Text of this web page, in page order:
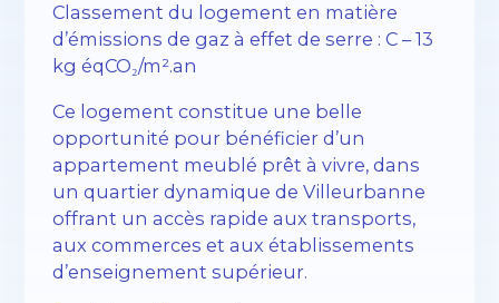
Classement du logement en matière
d’émissions de gaz à effet de serre : C – 13
kg éqCO₂/m².an
Ce logement constitue une belle
opportunité pour bénéficier d’un
appartement meublé prêt à vivre, dans
un quartier dynamique de Villeurbanne
offrant un accès rapide aux transports,
aux commerces et aux établissements
d’enseignement supérieur.